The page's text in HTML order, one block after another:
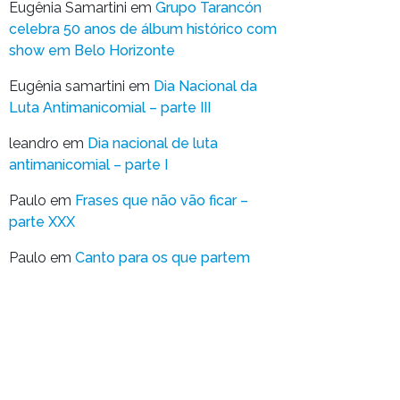
Eugênia Samartini em Grupo Tarancón
celebra 50 anos de álbum histórico com
show em Belo Horizonte
Eugênia samartini em Dia Nacional da
Luta Antimanicomial – parte III
leandro em Dia nacional de luta
antimanicomial – parte I
Paulo em Frases que não vão ficar –
parte XXX
Paulo em Canto para os que partem